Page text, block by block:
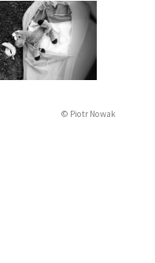
© Piotr Nowak